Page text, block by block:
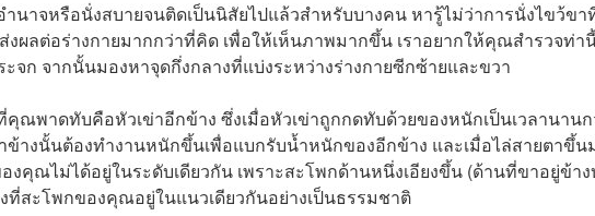
นาจหรือนั่งสบายจนติดเป็นนิสัยไปแล้วสำหรับบางคน หารู้ไม่ว่าการนั่งไขว้ขา
ผลต่อร่างกายมากกว่าที่คิด เพื่อให้เห็นภาพมากขึ้น เราอยากให้คุณสำรวจท่า
จก จากนั้นมองหาจุดกึ่งกลางที่แบ่งระหว่างร่างกายซีกซ้ายและขวา
คุณพาดทับคือหัวเข่าอีกข้าง ซึ่งเมื่อหัวเข่าถูกกดทับด้วยของหนักเป็นเวลานาน
างนั้นต้องทำงานหนักขึ้นเพื่อแบกรับน้ำหนักของอีกข้าง และเมื่อไล่สายตาขึ้น
งคุณไม่ได้อยู่ในระดับเดียวกัน เพราะสะโพกด้านหนึ่งเอียงขึ้น (ด้านที่ขาอยู่ข้า
ที่สะโพกของคุณอยู่ในแนวเดียวกันอย่างเป็นธรรมชาติ